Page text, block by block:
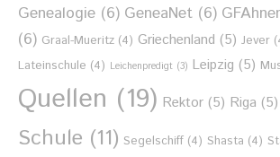
Genealogie (6) GeneaNet (6)
(6) Graal-Mueritz (4) Griechenland (5) Jever
Lateinschule (4) Leichenpredigt (3) Leipzig (5)
Quellen (19) Rektor (5) Riga (5)
Schule (11) Segelschiff (4) Shasta (4)